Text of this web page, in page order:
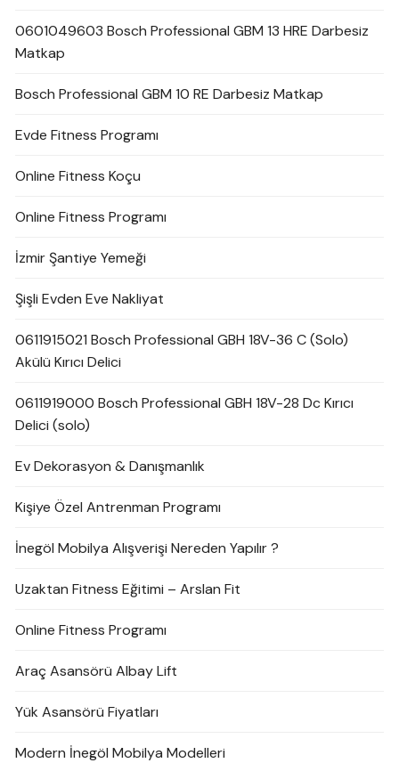
0601049603 Bosch Professional GBM 13 HRE Darbesiz
Matkap
Bosch Professional GBM 10 RE Darbesiz Matkap
Evde Fitness Programı
Online Fitness Koçu
Online Fitness Programı
İzmir Şantiye Yemeği
Şişli Evden Eve Nakliyat
0611915021 Bosch Professional GBH 18V-36 C (Solo)
Akülü Kırıcı Delici
0611919000 Bosch Professional GBH 18V-28 Dc Kırıcı
Delici (solo)
Ev Dekorasyon & Danışmanlık
Kişiye Özel Antrenman Programı
İnegöl Mobilya Alışverişi Nereden Yapılır ?
Uzaktan Fitness Eğitimi – Arslan Fit
Online Fitness Programı
Araç Asansörü Albay Lift
Yük Asansörü Fiyatları
Modern İnegöl Mobilya Modelleri